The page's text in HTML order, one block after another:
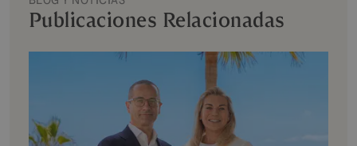
Publicaciones Relacionadas